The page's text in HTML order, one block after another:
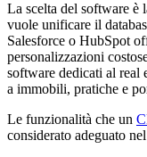
La scelta del software è
vuole unificare il
Salesforce o HubSpot
personalizzazioni
software dedicati al real
a immobili, pratiche e
Le funzionalità che un
considerato adeguato